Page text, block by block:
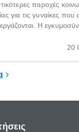
παροχές
για τις γυναίκες που
εργάζονται. Η
περίοδος στη ζωή κάθε
20